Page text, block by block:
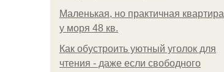
Маленькая, но практичная квартира
у моря 48 кв.
Как обустроить уютный уголок для
чтения - даже если свободного